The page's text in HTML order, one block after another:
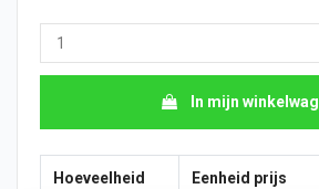
In mijn
Hoeveelheid Eenheid prijs